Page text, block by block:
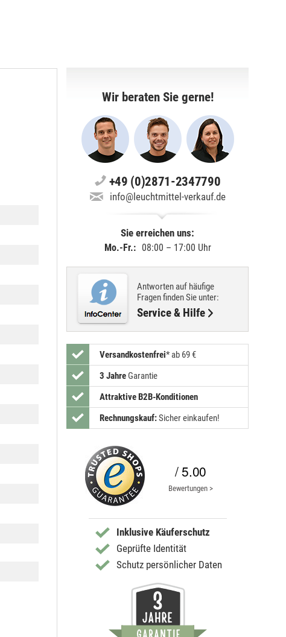
Wir beraten Sie gerne!
+49 (0)2871-2347790
info@leuchtmittel-verkauf.de
Sie erreichen uns:
Mo.-Fr.: 08:00 – 17:00 Uhr
Antworten auf häufige
Fragen finden Sie unter:
Service & Hilfe
Versandkostenfrei* ab 69 €
3 Jahre Garantie
Attraktive B2B-Konditionen
Rechnungskauf:Sicher einkaufen!
/ 5.00
Bewertungen >
Inklusive Käuferschutz
Geprüfte Identität
Schutz persönlicher Daten